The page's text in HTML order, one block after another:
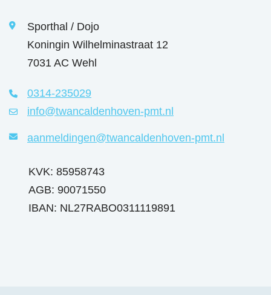
Sporthal / Dojo
Koningin Wilhelminastraat 12
7031 AC Wehl
0314-235029
info@twancaldenhoven-pmt.nl
aanmeldingen@twancaldenhoven-pmt.nl
KVK: 85958743
AGB: 90071550
IBAN: NL27RABO0311119891